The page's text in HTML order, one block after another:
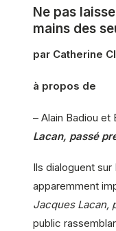
Ne pas
mains des
par Catherine
à propos de
– Alain Badiou et
Lacan, passé
Ils dialoguent sur
apparemment
Jacques Lacan,
public